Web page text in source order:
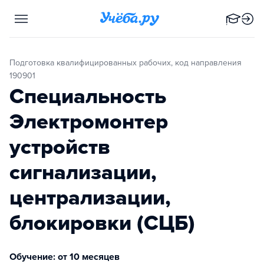
Подготовка квалифицированных рабочих, код направления
190901
Специальность
Электромонтер
устройств
сигнализации,
централизации,
блокировки (СЦБ)
Обучение: от 10 месяцев